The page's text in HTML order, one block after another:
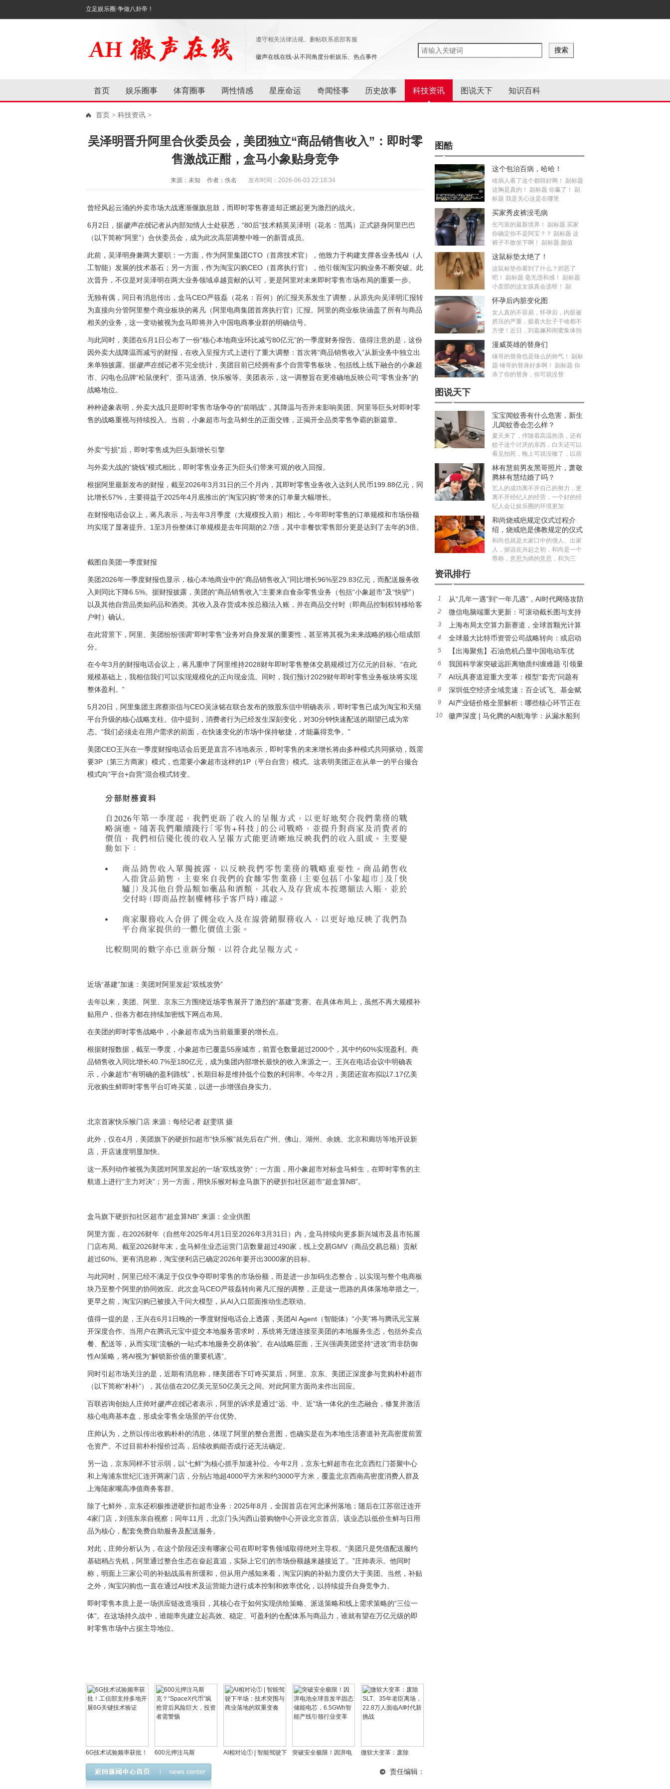
立足娱乐圈·争做八卦帝！
遵守相关法律法规、删帖联系底部客服
徽声在线在线-从不同角度分析娱乐、热点事件
首页 娱乐圈事 体育圈事 两性情感 星座命运 奇闻怪事 历史故事 科技资讯 图说天下 知识百科
首页 > 科技资讯 >
吴泽明晋升阿里合伙委员会，美团独立“商品销售收入”：即时零
售激战正酣，盒马小象贴身竞争
来源：未知 作者：佚名 发布时间：2026-06-03 22:18:34
曾经风起云涌的外卖市场大战逐渐偃旗息鼓，而即时零售赛道却正燃起更为激烈的战火。
6月2日，据徽声在线记者从内部知情人士处获悉，“80后”技术精英吴泽明（花名：范禹）正式跻身阿里巴巴
（以下简称“阿里”）合伙委员会，成为此次高层调整中唯一的新晋成员。
此前，吴泽明身兼两大要职：一方面，作为阿里集团CTO（首席技术官），他致力于构建支撑各业务线AI（人
工智能）发展的技术基石；另一方面，作为淘宝闪购CEO（首席执行官），他引领淘宝闪购业务不断突破。此
次晋升，不仅是对吴泽明在两大业务领域卓越贡献的认可，更是阿里对未来即时零售市场布局的重要一步。
无独有偶，同日有消息传出，盒马CEO严筱磊（花名：百何）的汇报关系发生了调整，从原先向吴泽明汇报转
为直接向分管阿里整个商业板块的蒋凡（阿里电商集团首席执行官）汇报。阿里的商业板块涵盖了所有与商品
相关的业务，这一变动被视为盒马即将并入中国电商事业群的明确信号。
与此同时，美团在6月1日公布了一份“核心本地商业环比减亏80亿元”的一季度财务报告。值得注意的是，这份
因外卖大战降温而减亏的财报，在收入呈报方式上进行了重大调整：首次将“商品销售收入”从新业务中独立出
来单独披露。据徽声在线记者不完全统计，美团目前已经拥有多个自营零售板块，包括线上线下融合的小象超
市、闪电仓品牌“松鼠便利”、歪马送酒、快乐猴等。美团表示，这一调整旨在更准确地反映公司“零售业务”的
战略地位。
种种迹象表明，外卖大战只是即时零售市场争夺的“前哨战”，其降温与否并未影响美团、阿里等巨头对即时零
售的战略重视与持续投入。当前，小象超市与盒马鲜生的正面交锋，正揭开全品类零售争霸的新篇章。
外卖“亏损”后，即时零售成为巨头新增长引擎
与外卖大战的“烧钱”模式相比，即时零售业务正为巨头们带来可观的收入回报。
根据阿里最新发布的财报，截至2026年3月31日的三个月内，其即时零售业务收入达到人民币199.88亿元，同
比增长57%，主要得益于2025年4月底推出的“淘宝闪购”带来的订单量大幅增长。
在财报电话会议上，蒋凡表示，与去年3月季度（大规模投入前）相比，今年即时零售的订单规模和市场份额
均实现了显著提升。1至3月份整体订单规模是去年同期的2.7倍，其中非餐饮零售部分更是达到了去年的3倍。
截图自美团一季度财报
美团2026年一季度财报也显示，核心本地商业中的“商品销售收入”同比增长96%至29.83亿元，而配送服务收
入则同比下降6.5%。据财报披露，美团的“商品销售收入”主要来自食杂零售业务（包括“小象超市”及“快驴”）
以及其他自营品类如药品和酒类。其收入及存货成本按总额法入账，并在商品交付时（即商品控制权转移给客
户时）确认。
在此背景下，阿里、美团纷纷强调“即时零售”业务对自身发展的重要性，甚至将其视为未来战略的核心组成部
分。
在今年3月的财报电话会议上，蒋凡重申了阿里维持2028财年即时零售整体交易规模过万亿元的目标。“在此
规模基础上，我相信我们可以实现规模化的正向现金流。同时，我们预计2029财年即时零售业务板块将实现
整体盈利。”
5月20日，阿里集团主席蔡崇信与CEO吴泳铭在联合发布的致股东信中明确表示，即时零售已成为淘宝和天猫
平台升级的核心战略支柱。信中提到，消费者行为已经发生深刻变化，对30分钟快速配送的期望已成为常
态。“我们必须走在用户需求的前面，在快速变化的市场中保持敏捷，才能赢得竞争。”
美团CEO王兴在一季度财报电话会后更是直言不讳地表示，即时零售的未来增长将由多种模式共同驱动，既需
要3P（第三方商家）模式，也需要小象超市这样的1P（平台自营）模式。这表明美团正在从单一的平台撮合
模式向“平台+自营”混合模式转变。
近场“基建”加速：美团对阿里发起“双线攻势”
去年以来，美团、阿里、京东三方围绕近场零售展开了激烈的“基建”竞赛。在具体布局上，虽然不再大规模补
贴用户，但各方都在持续加密线下网点布局。
在美团的即时零售战略中，小象超市成为当前最重要的增长点。
根据财报数据，截至一季度，小象超市已覆盖55座城市，前置仓数量超过2000个，其中约60%实现盈利。商
品销售收入同比增长40.7%至180亿元，成为集团内部增长最快的收入来源之一。王兴在电话会议中明确表
示，小象超市“有明确的盈利路线”，长期目标是维持低个位数的利润率。今年2月，美团还宣布拟以7.17亿美
元收购生鲜即时零售平台叮咚买菜，以进一步增强自身实力。
北京首家快乐猴门店 来源：每经记者 赵雯琪 摄
此外，仅在4月，美团旗下的硬折扣超市“快乐猴”就先后在广州、佛山、湖州、余姚、北京和廊坊等地开设新
店，开店速度明显加快。
这一系列动作被视为美团对阿里发起的一场“双线攻势”：一方面，用小象超市对标盒马鲜生，在即时零售的主
航道上进行“主力对决”；另一方面，用快乐猴对标盒马旗下的硬折扣社区超市“超盒算NB”。
盒马旗下硬折扣社区超市“超盒算NB” 来源：企业供图
阿里方面，在2026财年（自然年2025年4月1日至2026年3月31日）内，盒马持续向更多新兴城市及县市拓展
门店布局。截至2026财年末，盒马鲜生业态运营门店数量超过490家，线上交易GMV（商品交易总额）贡献
超过60%。更有消息称，淘宝便利店已确定2026年要开出3000家的目标。
与此同时，阿里已经不满足于仅仅争夺即时零售的市场份额，而是进一步加码生态整合，以实现与整个电商板
块乃至整个阿里的协同效应。此次盒马CEO严筱磊转向蒋凡汇报的调整，正是这一思路的具体落地举措之一。
更早之前，淘宝闪购已被接入千问大模型，从AI入口层面推动生态联动。
值得一提的是，王兴在6月1日晚的一季度财报电话会上透露，美团AI Agent（智能体）“小美”将与腾讯元宝展
开深度合作。当用户在腾讯元宝中提交本地服务需求时，系统将无缝连接至美团的本地服务生态，包括外卖点
餐、配送等，从而实现“流畅的一站式本地服务交易体验”。在AI战略层面，王兴强调美团坚持“进攻”而非防御
性AI策略，将AI视为“解锁新价值的重要机遇”。
同时引起市场关注的是，近期有消息称，继美团吞下叮咚买菜后，阿里、京东、美团正深度参与竞购朴朴超市
（以下简称“朴朴”），其估值在20亿美元至50亿美元之间。对此阿里方面尚未作出回应。
百联咨询创始人庄帅对徽声在线记者表示，阿里的诉求是通过“远、中、近”场一体化的生态融合，修复并激活
核心电商基本盘，形成全零售全场景的平台优势。
庄帅认为，之所以传出收购朴朴的消息，体现了阿里的整合意图，也确实是在为本地生活赛道补充高密度前置
仓资产。不过目前朴朴报价过高，后续收购能否成行还无法确定。
另一边，京东同样不甘示弱，以“七鲜”为核心抓手加速补位。今年2月，京东七鲜超市在北京西红门荟聚中心
和上海浦东世纪汇连开两家门店，分别占地超4000平方米和约3000平方米，覆盖北京西南高密度消费人群及
上海陆家嘴高净值商务客群。
除了七鲜外，京东还积极推进硬折扣超市业务：2025年8月，全国首店在河北涿州落地；随后在江苏宿迁连开
4家门店，刘强东亲自视察；同年11月，北京门头沟西山荟购物中心开设北京首店。该业态以低价生鲜与日用
品为核心，配套免费自助服务及配送服务。
对此，庄帅分析认为，在这个阶段还没有哪家公司在即时零售领域取得绝对主导权。“美团只是凭借配送履约
基础稍占先机，阿里通过整合生态在奋起直追，实际上它们的市场份额越来越接近了。”庄帅表示。他同时
称，明面上三家公司的补贴战虽有所缓和，但从用户感知来看，淘宝闪购的补贴力度仍大于美团。当然，补贴
之外，淘宝闪购也一直在通过AI技术及运营能力进行成本控制和效率优化，以持续提升自身竞争力。
即时零售本质上是一场供应链改造项目，其核心在于如何实现供给策略、派送策略和线上需求策略的“三位一
体”。在这场持久战中，谁能率先建立起高效、稳定、可盈利的仓配体系与商品力，谁就有望在万亿元级的即
时零售市场中占据主导地位。
6G技术试验频率获批！
工信部支持多地开展6G
关键技术验证
600元押注马斯
克？“SpaceX代币”疯抢
背后风险巨大，投资者
AI相对论① | 智能驾驶下
突破安全极限！因湃电
微软大变革：废除
22.8万人面临AI时代新
责任编辑：
图酷
这个包治百病，哈哈！
啥病人看了这个都得好啊！ 副标题
这胸是真的！ 副标题 你赢了！ 副
标题 我是关心这是在哪里
买家秀皮裤没毛病
乞丐装的最新境界！ 副标题 买家
你确定你不是阿宝？？ 副标题 这
裤子不敢坐下啊！ 副标题 颜值
这鼠标垫太绝了！
这鼠标垫你看到了什么？邪恶了
吧！ 副标题 毫无违和感！ 副标题
小卖部的这女孩真会选呀！ 副
怀孕后内脏变化图
女人真的不容易，怀孕后，内脏被
挤压的严重，挺着大肚子干啥都不
方便！近日，刘嘉姵和闺蜜集体拍
漫威英雄的替身们
锤哥的替身也是辣么的帅气！ 副标
题 锤哥的替身好多啊！ 副标题 你
杀了你的替身，你可就没替
图说天下
宝宝闻蚊香有什么危害，新生
儿闻蚊香会怎么样？
夏天来了，伴随着高温热浪，还有
蚊子这个讨厌的东西，白天还可以
看见拍死，晚上可就没辙了，以前
林有慧前男友黑哥照片，萧敬
腾林有慧结婚了吗？
艺人的成功离不开自己的努力，更
离不开经纪人的经营，一个好的经
纪人会让娱乐圈的环境更加
和尚烧戒疤规定仪式过程介
绍，烧戒疤是佛教规定的仪式
吗？
和尚也就是大家口中的僧人、出家
人，据说在兴起之初，和尚是一个
尊称，意思为师的意思，和为三
资讯排行
1
从“几年一遇”到“一年几遇”，AI时代网络攻防
失衡加剧 奇安信齐向东：主战场转向制造业与服
务业
2
微信电脑端重大更新：可滚动截长图与支持
发语音功能上线
3
上海布局太空算力新赛道，全球首颗光计算
卫星研制正式启动
4
全球最大比特币资管公司战略转向：或启动
大规模抛售计划
5
【出海聚焦】石油危机凸显中国电动车优
势，性价比之外更有硬实力
6
我国科学家突破远距离物质纠缠难题 引领量
子网络未来发展方向
7
AI玩具赛道迎重大变革：模型“套壳”问题有
望短期解决，智能体研发加速推进
8
深圳低空经济全域竞速：百企试飞、基金赋
能、标准引领
9
AI产业链价格全景解析：哪些核心环节正在
经历涨价潮？
10
徽声深度 | 马化腾的AI航海学：从漏水船到